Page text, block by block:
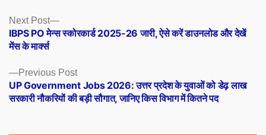
Posts
navigation
Previous PostPrevious
post:
UP Government Jobs 2026: उत्तर प्रदेश के युवाओं को डेढ़ लाख
सरकारी नौकरियों की बड़ी सौगात, जानिए किस विभाग में कितने पद
Next Post
Next
post:
IBPS PO मेन्स स्कोरकार्ड 2025-26 जारी, ऐसे करें डाउनलोड और देखें
मेंस के मार्क्स